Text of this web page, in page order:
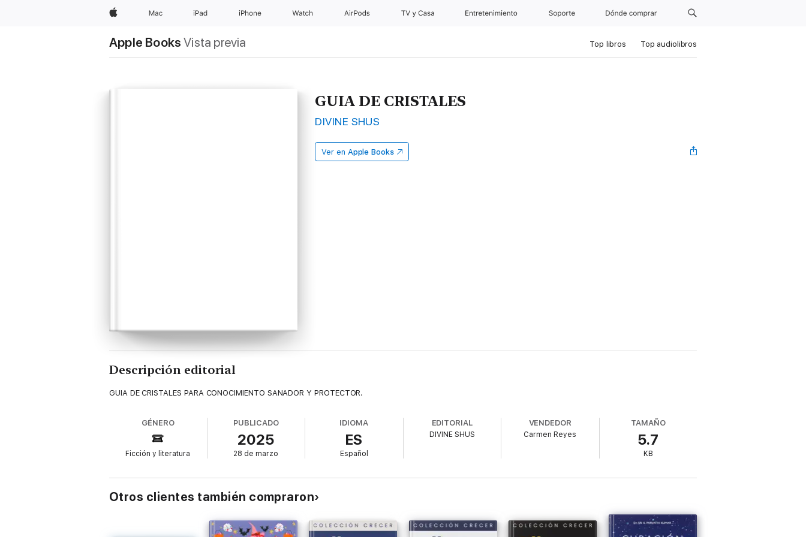
Apple Mac iPad iPhone Watch AirPods TV y Casa Entretenimiento Soporte Dónde comprar
Apple Books Vista previa Top libros Top audiolibros
GUIA DE CRISTALES
DIVINE SHUS
Ver en Apple Books
Descripción editorial
GUIA DE CRISTALES PARA CONOCIMIENTO SANADOR Y PROTECTOR.
GÉNERO
Ficción y literatura
PUBLICADO
2025
28 de marzo
IDIOMA
ES
Español
EDITORIAL
DIVINE SHUS
VENDEDOR
Carmen Reyes
TAMAÑO
5.7
KB
Otros clientes también compraron